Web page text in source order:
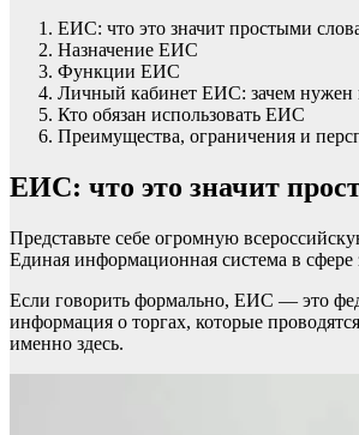
ЕИС: что это значит простыми
Назначение ЕИС
Функции ЕИС
Личный кабинет ЕИС: зачем нужен
Кто обязан использовать ЕИС
Преимущества, ограничения и
ЕИС: что это значит
Представьте себе огромную
Единая информационная система в сфере
Если говорить формально, ЕИС — это
информация о торгах, которые
именно здесь.